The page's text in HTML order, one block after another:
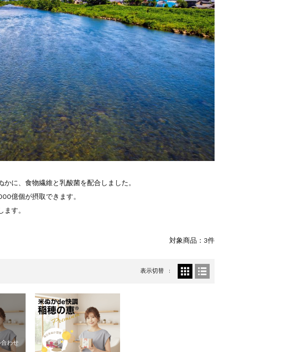
に、食物繊維と乳酸菌を配合しました。
億個が摂取できます。
す。
対象商品：3件
表示切替
わせ